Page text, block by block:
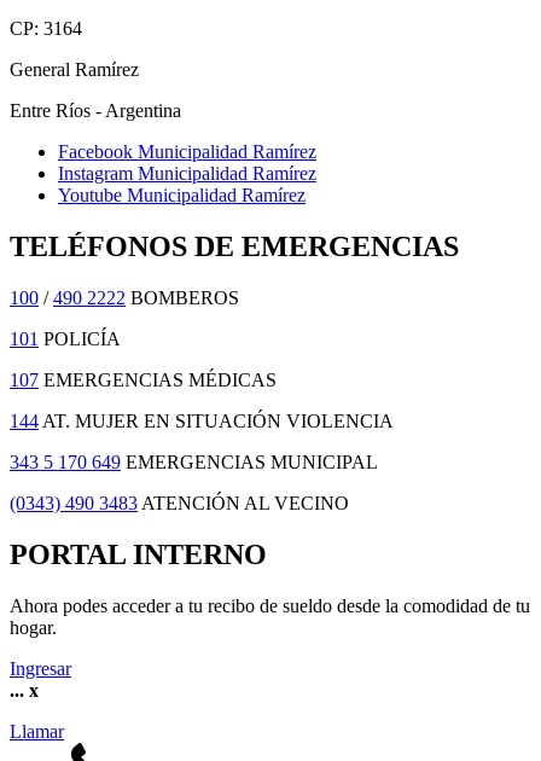
CP: 3164
General Ramírez
Entre Ríos - Argentina
Facebook Municipalidad Ramírez
Instagram Municipalidad Ramírez
Youtube Municipalidad Ramírez
TELÉFONOS DE EMERGENCIAS
100 /490 2222 BOMBEROS
101 POLICÍA
107 EMERGENCIAS MÉDICAS
144 AT. MUJER EN SITUACIÓN VIOLENCIA
343 5 170 649 EMERGENCIAS MUNICIPAL
(0343) 490 3483 ATENCIÓN AL VECINO
PORTAL INTERNO
Ahora podes acceder a tu recibo de sueldo desde la comodidad de tu
hogar.
Ingresar
... x
Llamar